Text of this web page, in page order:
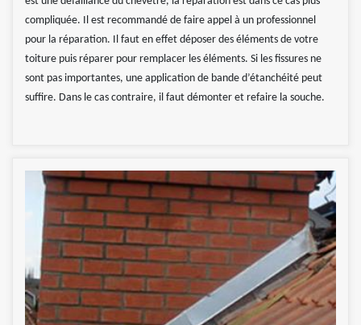
compliquée. Il est recommandé de faire appel à un professionnel
pour la réparation. Il faut en effet déposer des éléments de votre
toiture puis réparer pour remplacer les éléments. Si les fissures ne
sont pas importantes, une application de bande d’étanchéité peut
suffire. Dans le cas contraire, il faut démonter et refaire la souche.